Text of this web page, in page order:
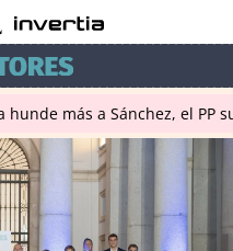
hunde más a Sánchez, el PP